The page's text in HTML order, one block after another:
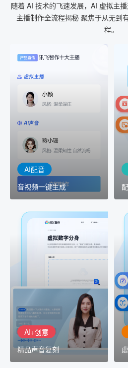
随着 AI 技术的飞速发展，AI 虚拟主
主播制作全流程揭秘 聚焦于从无到
程。
AI配音
音视频一键生成
AI配音
音视频一键生成
室"中输入文本或录音，一
出
AI+创意
精品声音复刻
AI+创意
精品声音复刻
AI+创意：AIGC 能力集中
展示窗口，体验 AIGC 给
生活和生产带来的改变